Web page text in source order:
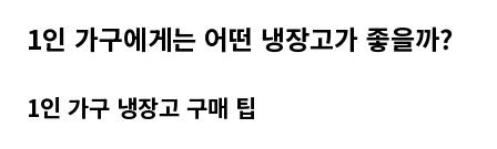
1인 가구에게는 어떤 냉장고가 좋을까?
1인 가구 냉장고 구매 팁